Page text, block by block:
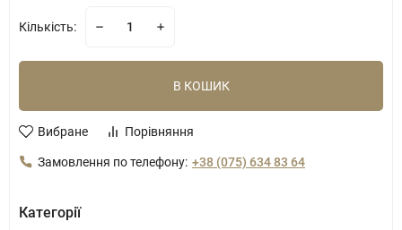
Кількість:
В КОШИК
Вибране Порівняння
Замовлення по телефону: +38 (075) 634 83 64
Категорії